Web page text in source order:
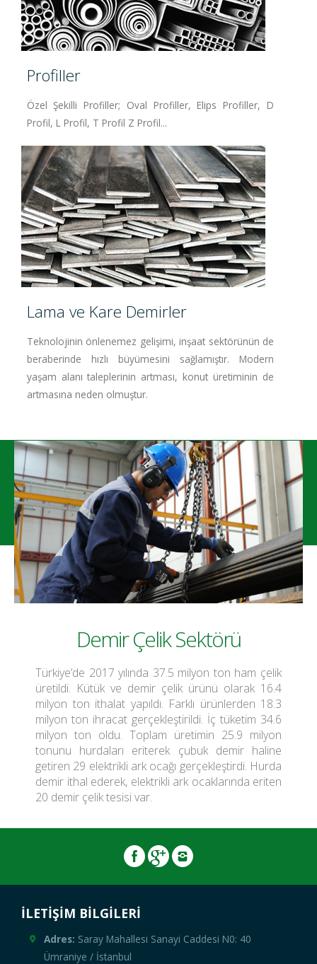
Profiller
Özel Şekilli Profiller; Oval Profiller, Elips Profiller, D
Profil, L Profil, T Profil Z Profil...
Lama ve Kare Demirler
Teknolojinin önlenemez gelişimi, inşaat sektörünün de
beraberinde hızlı büyümesini sağlamıştır. Modern
yaşam alanı taleplerinin artması, konut üretiminin de
artmasına neden olmuştur.
ÜRETİM
Mehmet Özkan Demir Çelik Üretim
Demir Çelik Sektörü
Türkiye’de 2017 yılında 37.5 milyon ton ham çelik
üretildi. Kütük ve demir çelik ürünü olarak 16.4
milyon ton ithalat yapıldı. Farklı ürünlerden 18.3
milyon ton ihracat gerçekleştirildi. İç tüketim 34.6
milyon ton oldu. Toplam üretimin 25.9 milyon
tonunu hurdaları eriterek çubuk demir haline
getiren 29 elektrikli ark ocağı gerçekleştirdi. Hurda
demir ithal ederek, elektrikli ark ocaklarında eriten
20 demir çelik tesisi var.
İLETİŞİM BİLGİLERİ
Adres: Saray Mahallesi Sanayi Caddesi N0: 40
Ümraniye / İstanbul